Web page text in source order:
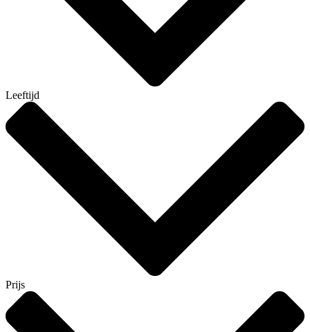
Leeftijd
Prijs